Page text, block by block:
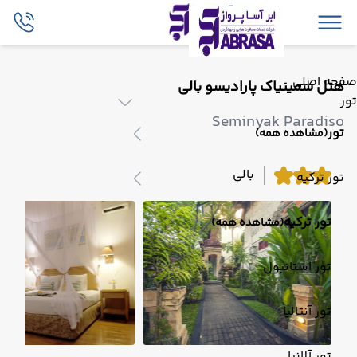
صفحه اصلی
تور
تور(مشاهده همه)
تور ترکیه
تور ترکیه(مشاهده همه)
تور استانبول
تور آنتالیا
هتل سمینیاک پارادیسو بالی
Seminyak Paradiso
بالی